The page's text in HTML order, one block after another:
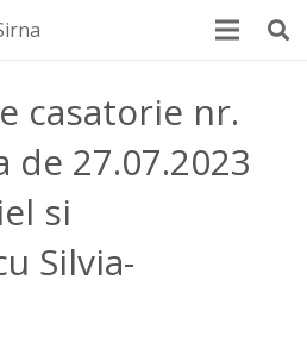
casatorie nr.
de 27.07.2023
si
Silvia-